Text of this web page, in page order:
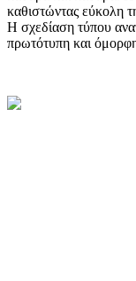
καθιστώντας εύκολη
Η σχεδίαση τύπου
πρωτότυπη και